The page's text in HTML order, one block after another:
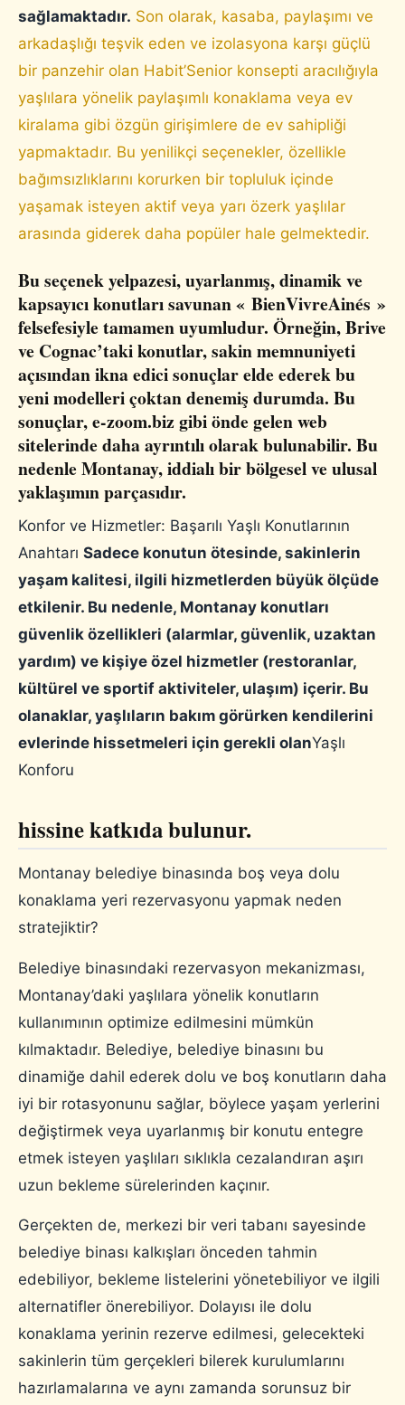
sağlamaktadır. Son olarak, kasaba, paylaşımı ve
arkadaşlığı teşvik eden ve izolasyona karşı güçlü
bir panzehir olan Habit’Senior konsepti aracılığıyla
yaşlılara yönelik paylaşımlı konaklama veya ev
kiralama gibi özgün girişimlere de ev sahipliği
yapmaktadır. Bu yenilikçi seçenekler, özellikle
bağımsızlıklarını korurken bir topluluk içinde
yaşamak isteyen aktif veya yarı özerk yaşlılar
arasında giderek daha popüler hale gelmektedir.
Bu seçenek yelpazesi, uyarlanmış, dinamik ve
kapsayıcı konutları savunan « BienVivreAinés »
felsefesiyle tamamen uyumludur. Örneğin, Brive
ve Cognac’taki konutlar, sakin memnuniyeti
açısından ikna edici sonuçlar elde ederek bu
yeni modelleri çoktan denemiş durumda. Bu
sonuçlar, e-zoom.biz gibi önde gelen web
sitelerinde daha ayrıntılı olarak bulunabilir. Bu
nedenle Montanay, iddialı bir bölgesel ve ulusal
yaklaşımın parçasıdır.
Konfor ve Hizmetler: Başarılı Yaşlı Konutlarının
Anahtarı Sadece konutun ötesinde, sakinlerin
yaşam kalitesi, ilgili hizmetlerden büyük ölçüde
etkilenir. Bu nedenle, Montanay konutları
güvenlik özellikleri (alarmlar, güvenlik, uzaktan
yardım) ve kişiye özel hizmetler (restoranlar,
kültürel ve sportif aktiviteler, ulaşım) içerir. Bu
olanaklar, yaşlıların bakım görürken kendilerini
evlerinde hissetmeleri için gerekli olanYaşlı
Konforu
hissine katkıda bulunur.
Montanay belediye binasında boş veya dolu
konaklama yeri rezervasyonu yapmak neden
stratejiktir?
Belediye binasındaki rezervasyon mekanizması,
Montanay’daki yaşlılara yönelik konutların
kullanımının optimize edilmesini mümkün
kılmaktadır. Belediye, belediye binasını bu
dinamiğe dahil ederek dolu ve boş konutların daha
iyi bir rotasyonunu sağlar, böylece yaşam yerlerini
değiştirmek veya uyarlanmış bir konutu entegre
etmek isteyen yaşlıları sıklıkla cezalandıran aşırı
uzun bekleme sürelerinden kaçınır.
Gerçekten de, merkezi bir veri tabanı sayesinde
belediye binası kalkışları önceden tahmin
edebiliyor, bekleme listelerini yönetebiliyor ve ilgili
alternatifler önerebiliyor. Dolayısı ile dolu
konaklama yerinin rezerve edilmesi, gelecekteki
sakinlerin tüm gerçekleri bilerek kurulumlarını
hazırlamalarına ve aynı zamanda sorunsuz bir